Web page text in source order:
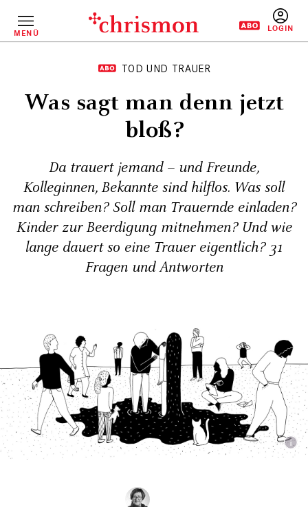
InhaltMENÜ
TOD UND TRAUER
Was sagt man denn jetzt
bloß?
Da trauert jemand – und Freunde,
Kolleginnen, Bekannte sind hilflos. Was soll
man schreiben? Soll man Trauernde einladen?
Kinder zur Beerdigung mitnehmen? Und wie
lange dauert so eine Trauer eigentlich? 31
Fragen und Antworten